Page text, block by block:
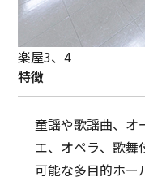
楽屋3、4
特徴
童謡や歌謡曲、オ
エ、オペラ、歌舞
可能な多目的ホー